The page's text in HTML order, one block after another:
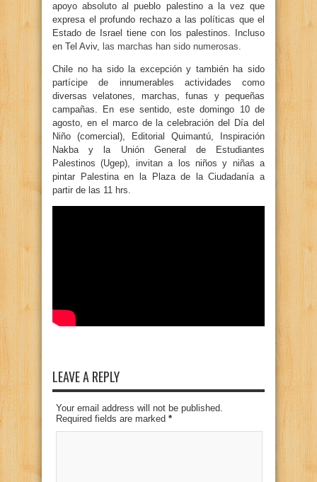
apoyo absoluto al pueblo palestino a la vez que
expresa el profundo rechazo a las políticas que el
Estado de Israel tiene con los palestinos. Incluso
en Tel Aviv, las marchas han sido numerosas.
Chile no ha sido la excepción y también ha sido
partícipe de innumerables actividades como
diversas velatones, marchas, funas y pequeñas
campañas. En ese sentido, este domingo 10 de
agosto, en el marco de la celebración del Día del
Niño (comercial), Editorial Quimantú, Inspiración
Nakba y la Unión General de Estudiantes
Palestinos (Ugep), invitan a los niños y niñas a
pintar Palestina en la Plaza de la Ciudadanía a
partir de las 11 hrs.
LEAVE A REPLY
Your email address will not be published.
Required fields are marked *